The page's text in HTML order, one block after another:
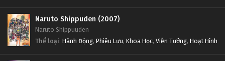
Naruto Shippuden (2007)
Naruto Shippuuden
Thể loại: Hành Động, Phiêu Lưu, Khoa Học, Viễn Tưởng, Hoạt Hình